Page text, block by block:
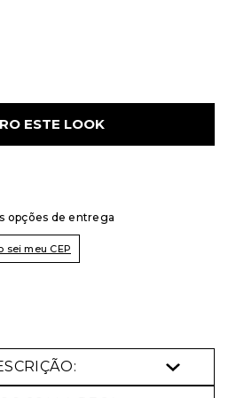
ESTE LOOK
opções de entrega
sei meu CEP